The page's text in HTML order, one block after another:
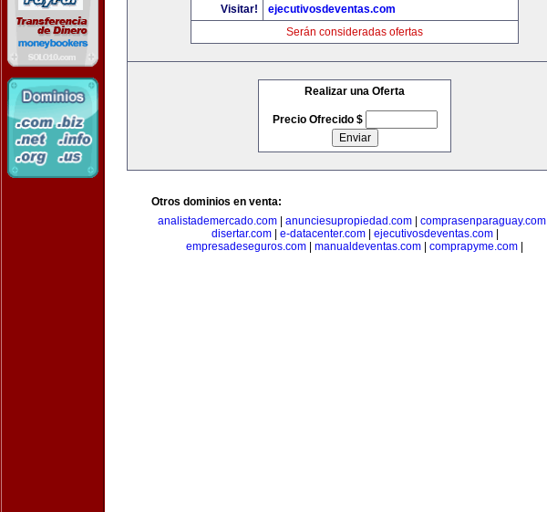
Visitar!
ejecutivosdeventas.com
Serán consideradas ofertas
Realizar una Oferta
Precio Ofrecido $
Otros dominios en venta:
analistademercado.com
anunciesupropiedad.com comprasenparaguay.com
disertar.com| e-datacenter.com| ejecutivosdeventas.com|
empresadeseguros.com
manualdeventas.com comprapyme.com